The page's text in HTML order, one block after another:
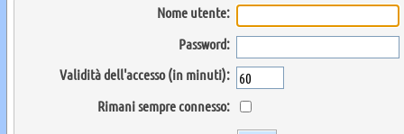
Nome utente:
Password:
Validità dell'accesso (in minuti):
Rimani sempre connesso: